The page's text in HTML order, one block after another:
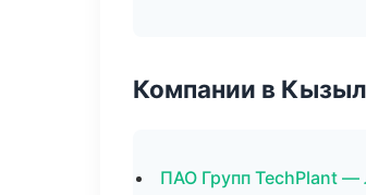
Компании в Кызыл
ПАО Групп TechPlant —